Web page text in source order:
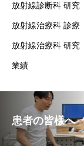
放射線診断科 研究
放射線治療科 診療
放射線治療科 研究
業績
患者の皆様へ